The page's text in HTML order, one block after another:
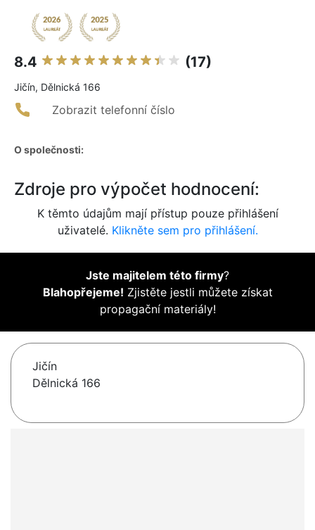
8.4 (17)
Jičín, Dělnická 166
Zobrazit telefonní číslo
O společnosti:
Zdroje pro výpočet hodnocení:
K těmto údajům mají přístup pouze přihlášení
uživatelé. Klikněte sem pro přihlášení.
Jste majitelem této firmy?
Blahopřejeme! Zjistěte jestli můžete získat
propagační materiály!
Jičín
Dělnická 166